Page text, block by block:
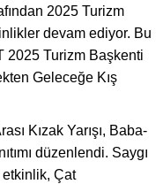
2025 Turizm
devam ediyor. Bu
2025 Turizm Başkenti
Geleceğe Kış
Kızak Yarışı, Baba-
düzenlendi. Saygı
etkinlik, Çat